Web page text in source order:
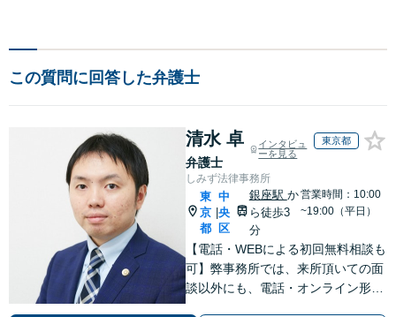
この質問に回答した弁護士
清水 卓
弁護士
インタビュ
ーを見る
東京都
しみず法律事務所
東
京
都
|
中
央
区
銀座駅 か
ら徒歩3
分
営業時間：10:00
~19:00（平日）
【電話・WEBによる初回無料相談も
可】弊事務所では、来所頂いての面
談以外にも、電話・オンライン形式